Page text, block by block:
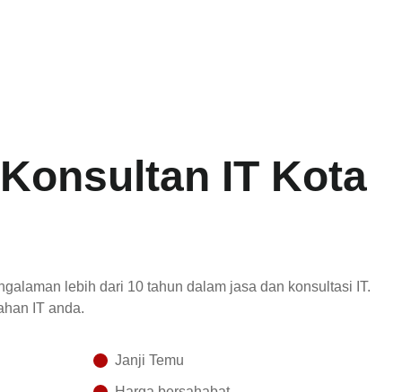
IT Kota
lebih dari 10 tahun dalam jasa dan konsultasi IT.
IT anda.
Janji Temu